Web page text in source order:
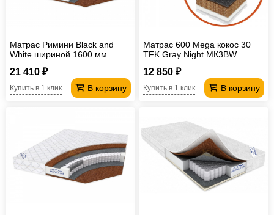
Матрас Римини Black and
White шириной 1600 мм
21 410 ₽
В корзину
Купить в 1 клик
Матрас 600 Mega кокос 30
TFK Gray Night МК3BW
12 850 ₽
В корзину
Купить в 1 клик